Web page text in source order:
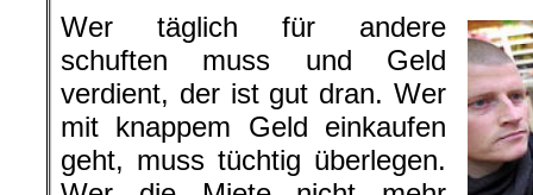
Wer täglich für andere
schuften muss und Geld
verdient, der ist gut dran. Wer
mit knappem Geld einkaufen
geht, muss tüchtig überlegen.